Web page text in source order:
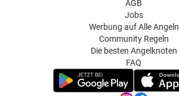
AGB
Jobs
Werbung auf Alle Angeln
Community Regeln
Die besten Angelknoten
FAQ